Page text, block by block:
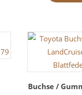
Buchse /